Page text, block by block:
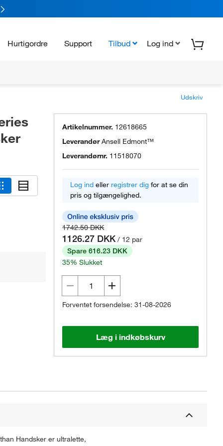
Hurtigordre Support Tilbud Log ind
Udskriv
Artikelnummer. 12618665
LeverandørAnsell Edmont™
Leverandørnr. 11518070
Log ind eller registrer dig for at se din
pris og tilgængelighed.
1742.50 DKK
1126.27 DKK / 12 par
Spare 616.23 DKK
35% Slukket
Forventet forsendelse: 31-08-2026
Læg i indkøbskurv
Handsker er ultralette,